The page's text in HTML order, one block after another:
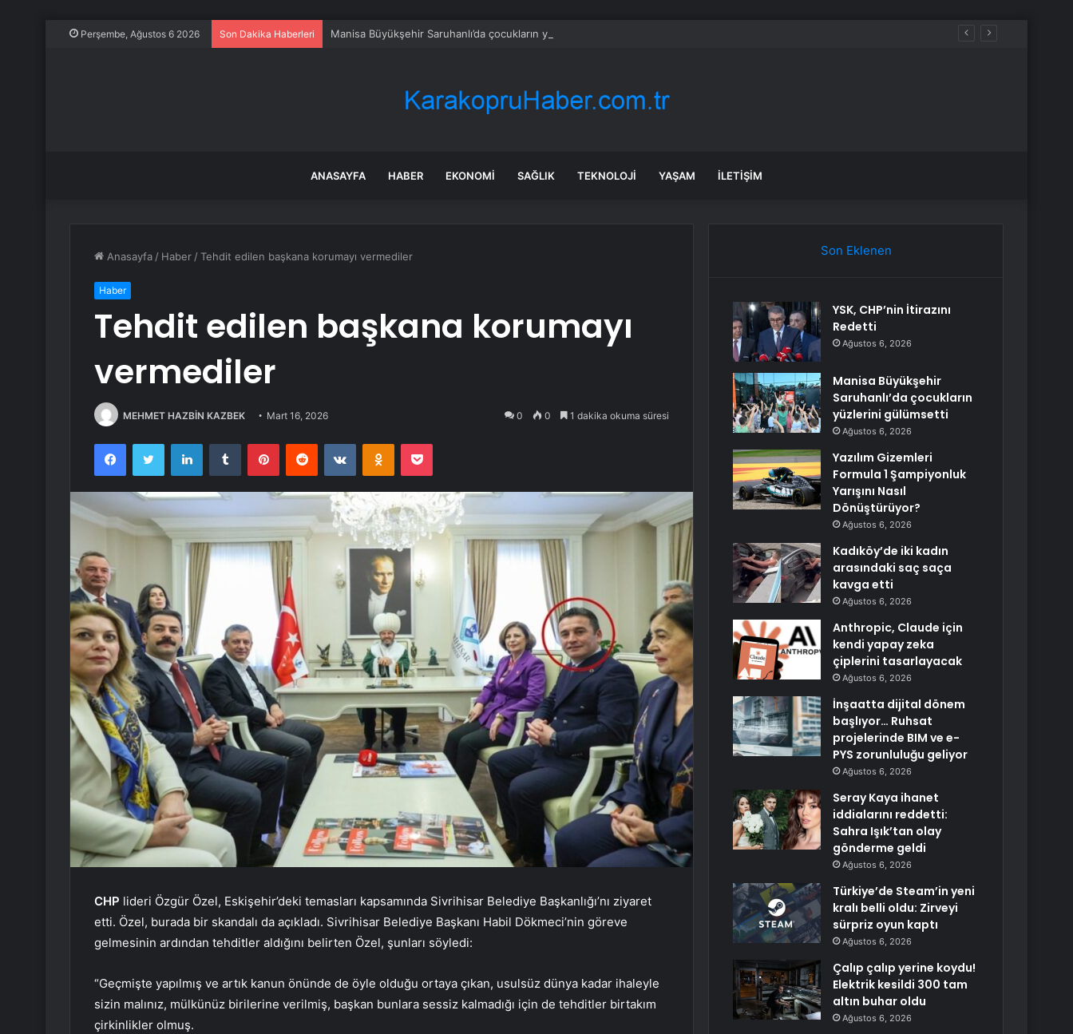
Perşembe, Ağustos 6 2026 Son Dakika Haberleri Manisa Büyükşehir Saruhanlı’da çocukların yüzlerini gülümsetti
ANASAYFA HABER EKONOMI SAĞLIK TEKNOLOJI YAŞAM İLETIŞIM
Anasayfa / Haber /Tehdit edilen başkana korumayı vermediler
Haber
Tehdit edilen başkana korumayı
vermediler
MEHMET HAZBİN KAZBEK Mart 16, 2026 0 0 1 dakika okuma süresi
FacebookTwitter LinkedInTumblr PinterestReddit VKontakteOdnoklassniki
Pocket
CHP lideri Özgür Özel, Eskişehir’deki temasları kapsamında Sivrihisar Belediye Başkanlığı’nı ziyaret
etti. Özel, burada bir skandalı da açıkladı. Sivrihisar Belediye Başkanı Habil Dökmeci’nin göreve
gelmesinin ardından tehditler aldığını belirten Özel, şunları söyledi:
“Geçmişte yapılmış ve artık kanun önünde de öyle olduğu ortaya çıkan, usulsüz dünya kadar ihaleyle
sizin malınız, mülkünüz birilerine verilmiş, başkan bunlara sessiz kalmadığı için de tehditler birtakım
çirkinlikler olmuş.
Son Eklenen
YSK, CHP’nin İtirazını
Redetti
Ağustos 6, 2026
Manisa Büyükşehir
Saruhanlı’da çocukların
yüzlerini gülümsetti
Ağustos 6, 2026
Yazılım Gizemleri
Formula 1 Şampiyonluk
Yarışını Nasıl
Dönüştürüyor?
Ağustos 6, 2026
Kadıköy’de iki kadın
arasındaki saç saça
kavga etti
Ağustos 6, 2026
Anthropic, Claude için
kendi yapay zeka
çiplerini tasarlayacak
Ağustos 6, 2026
İnşaatta dijital dönem
başlıyor… Ruhsat
projelerinde BIM ve e-
PYS zorunluluğu geliyor
Ağustos 6, 2026
Seray Kaya ihanet
iddialarını reddetti:
Sahra Işık’tan olay
gönderme geldi
Ağustos 6, 2026
Türkiye’de Steam’in yeni
kralı belli oldu: Zirveyi
sürpriz oyun kaptı
Ağustos 6, 2026
Çalıp çalıp yerine koydu!
Elektrik kesildi 300 tam
altın buhar oldu
Ağustos 6, 2026